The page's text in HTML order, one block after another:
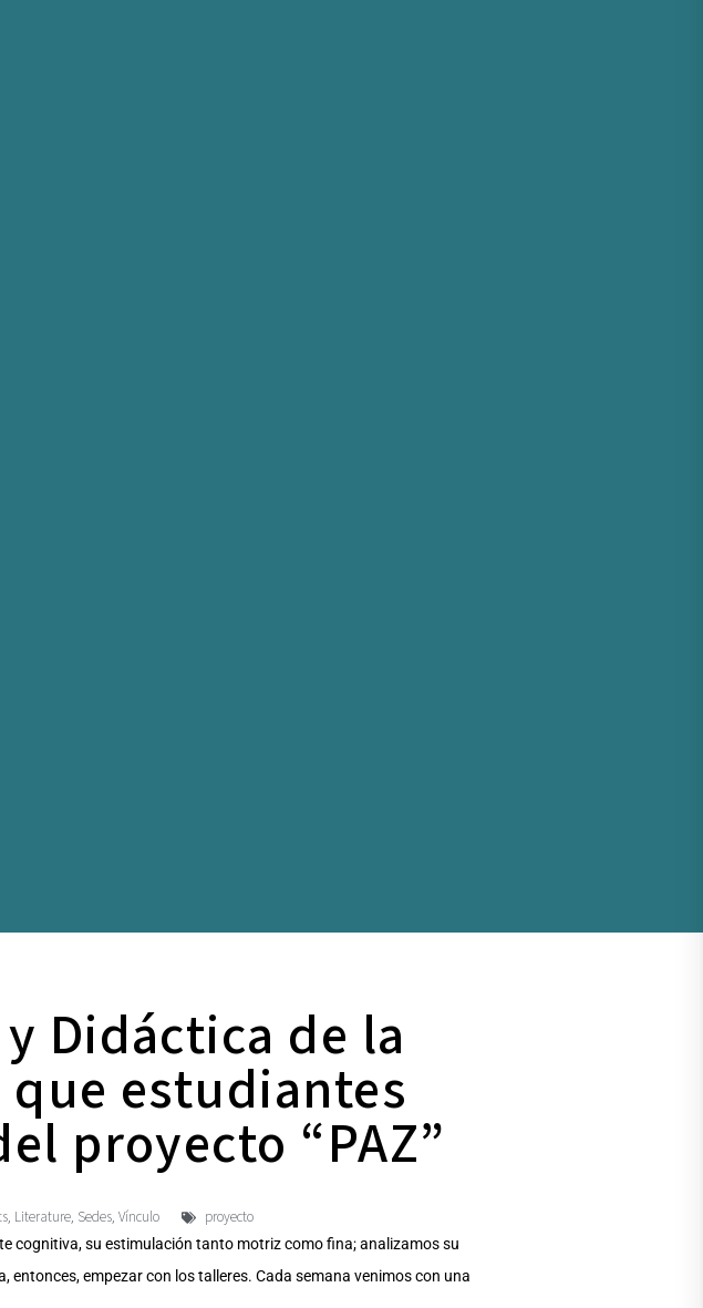
Didáctica de la
que estudiantes
proyecto “PAZ”
, Literature, Sedes, Vínculo proyecto
cognitiva, su estimulación tanto motriz como fina; analizamos su
empezar con los talleres. Cada semana venimos con una